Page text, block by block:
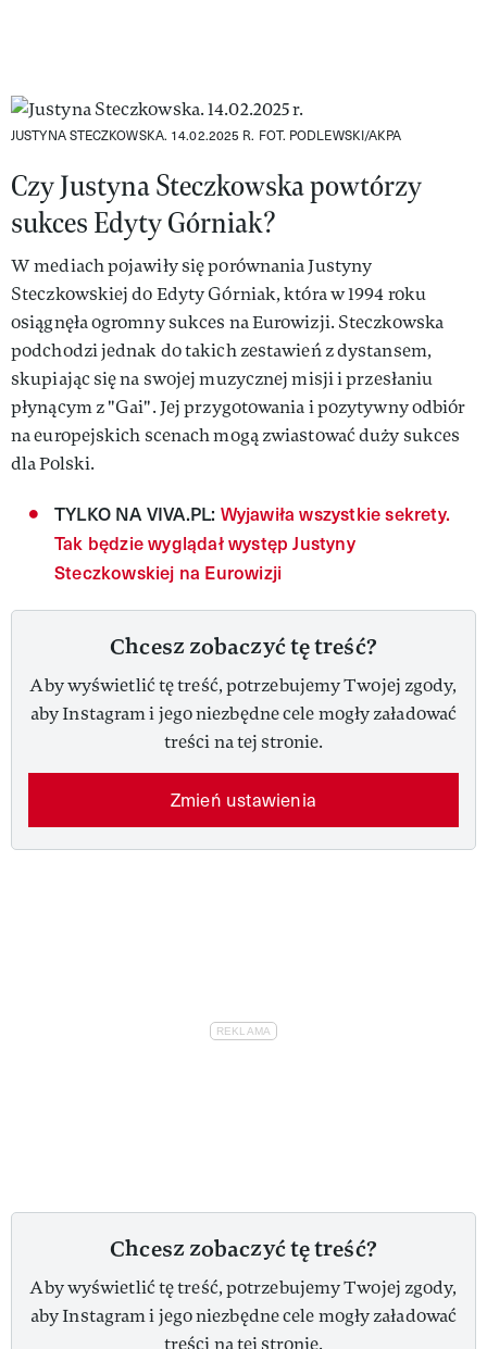
JUSTYNA STECZKOWSKA. 14.02.2025 R. FOT. PODLEWSKI/AKPA
Czy Justyna Steczkowska powtórzy
sukces Edyty Górniak?
W mediach pojawiły się porównania Justyny
Steczkowskiej do Edyty Górniak, która w 1994 roku
osiągnęła ogromny sukces na Eurowizji. Steczkowska
podchodzi jednak do takich zestawień z dystansem,
skupiając się na swojej muzycznej misji i przesłaniu
płynącym z "Gai". Jej przygotowania i pozytywny odbiór
na europejskich scenach mogą zwiastować duży sukces
dla Polski.
TYLKO NA VIVA.PL: Wyjawiła wszystkie sekrety.
Tak będzie wyglądał występ Justyny
Steczkowskiej na Eurowizji
Chcesz zobaczyć tę treść?
Aby wyświetlić tę treść, potrzebujemy Twojej zgody,
aby Instagram i jego niezbędne cele mogły załadować
treści na tej stronie.
Zmień ustawienia
Chcesz zobaczyć tę treść?
Aby wyświetlić tę treść, potrzebujemy Twojej zgody,
aby Instagram i jego niezbędne cele mogły załadować
treści na tej stronie.